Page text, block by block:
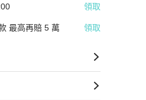
領取
最高再賠 5 萬 領取